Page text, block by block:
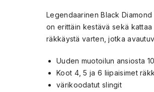
Legendaarinen Black
on erittäin kestävä sekä
räkkäystä varten, jotka
Uuden muotoilun ansiosta
Koot 4, 5 ja 6 liipaisimet
värikoodatut slingit